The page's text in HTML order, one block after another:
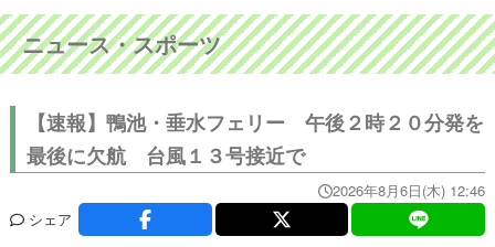
ニュース・スポーツ
【速報】鴨池・垂水フェリー 午後２時２０分発を
最後に欠航 台風１３号接近で
2026年8月6日(木) 12:46
シェア